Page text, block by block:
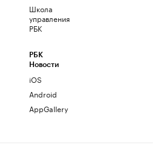
Школа
управления
РБК
РБК
Новости
iOS
Android
AppGallery